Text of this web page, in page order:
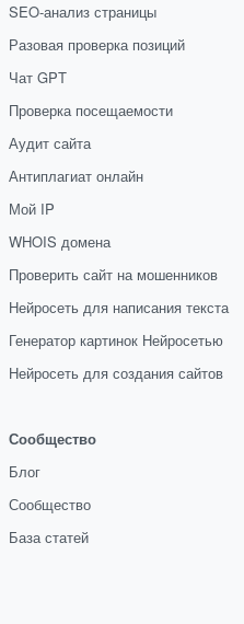
SEO-анализ страницы
Разовая проверка позиций
Чат GPT
Проверка посещаемости
Аудит сайта
Антиплагиат онлайн
Мой IP
WHOIS домена
Проверить сайт на мошенников
Нейросеть для написания текста
Генератор картинок Нейросетью
Нейросеть для создания сайтов
Сообщество
Блог
Сообщество
База статей